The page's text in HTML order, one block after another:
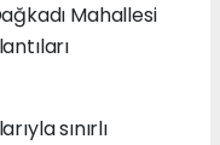
Mahallesi
sınırlı